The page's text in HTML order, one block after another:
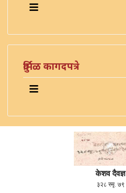
दुर्मिळ कागदपत्रे
केशव दैवज्ञ
३२८ स्मृ. ७९